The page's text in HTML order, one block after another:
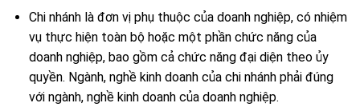
Chi nhánh là đơn vị phụ thuộc của doanh nghiệp, có nhiệm
vụ thực hiện toàn bộ hoặc một phần chức năng của
doanh nghiệp, bao gồm cả chức năng đại diện theo ủy
quyền. Ngành, nghề kinh doanh của chi nhánh phải đúng
với ngành, nghề kinh doanh của doanh nghiệp.